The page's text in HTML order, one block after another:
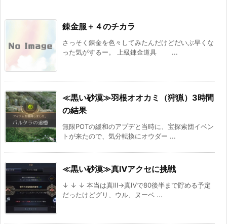
錬金服＋４のチカラ
さっそく錬金を色々してみたんだけどだいぶ早くな
った気がするー。 上級錬金道具 ...
≪黒い砂漠≫羽根オオカミ（狩猟）3時間
の結果
無限POTの緩和のアプデと当時に、宝探索団イベン
トが来たので、気分転換にオウダー ...
≪黒い砂漠≫真Ⅳアクセに挑戦
↓ ↓ ↓ 本当は真Ⅲ→真Ⅳで80後半まで貯める予定
だったけどグリ、ウル、ヌーベ ...